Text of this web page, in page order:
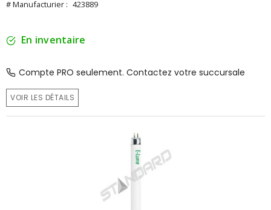
# Manufacturier : 423889
En inventaire
Compte PRO seulement. Contactez votre succursale
VOIR LES DÉTAILS